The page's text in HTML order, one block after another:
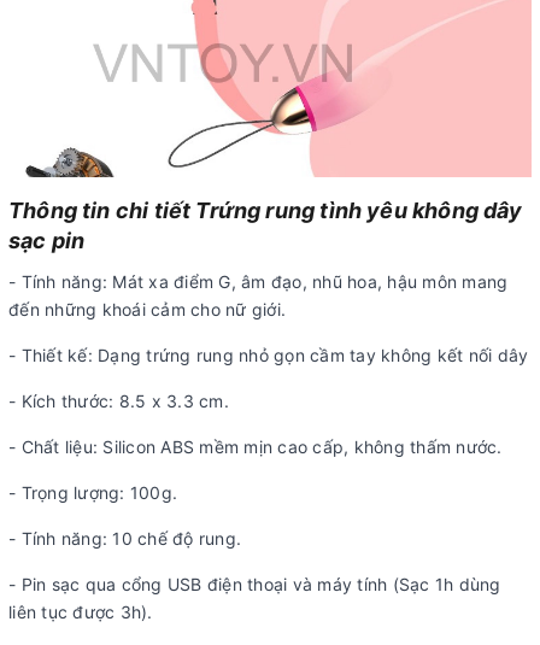
Thông tin chi tiết Trứng rung tình yêu không dây
sạc pin
- Tính năng: Mát xa điểm G, âm đạo, nhũ hoa, hậu môn mang
đến những khoái cảm cho nữ giới.
- Thiết kế: Dạng trứng rung nhỏ gọn cầm tay không kết nối dây
- Kích thước: 8.5 x 3.3 cm.
- Chất liệu: Silicon ABS mềm mịn cao cấp, không thấm nước.
- Trọng lượng: 100g.
- Tính năng: 10 chế độ rung.
- Pin sạc qua cổng USB điện thoại và máy tính (Sạc 1h dùng
liên tục được 3h).